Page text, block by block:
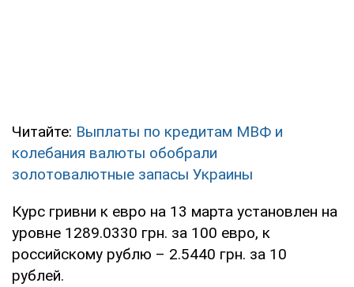
Читайте: Выплаты по кредитам МВФ и
колебания валюты обобрали
золотовалютные запасы Украины
Курс гривни к евро на 13 марта установлен на
уровне 1289.0330 грн. за 100 евро, к
российскому рублю – 2.5440 грн. за 10
рублей.